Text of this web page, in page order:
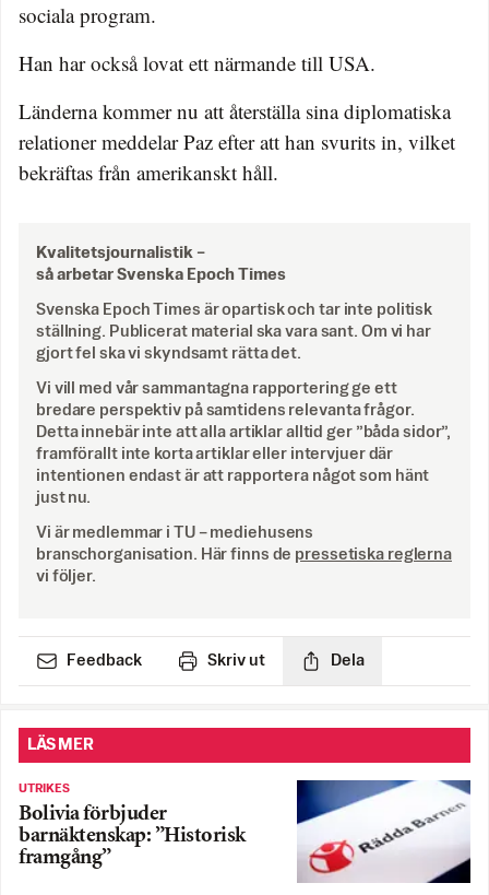
sociala program.
Han har också lovat ett närmande till USA.
Länderna kommer nu att återställa sina diplomatiska
relationer meddelar Paz efter att han svurits in, vilket
bekräftas från amerikanskt håll.
Kvalitetsjournalistik –
så arbetar Svenska Epoch Times
Svenska Epoch Times är opartisk och tar inte politisk
ställning. Publicerat material ska vara sant. Om vi har
gjort fel ska vi skyndsamt rätta det.
Vi vill med vår sammantagna rapportering ge ett
bredare perspektiv på samtidens relevanta frågor.
Detta innebär inte att alla artiklar alltid ger ”båda sidor”,
framförallt inte korta artiklar eller intervjuer där
intentionen endast är att rapportera något som hänt
just nu.
Vi är medlemmar i TU – mediehusens
branschorganisation. Här finns de pressetiska reglerna
vi följer.
Feedback Skriv ut Dela
LÄS MER
UTRIKES
Bolivia förbjuder
barnäktenskap: ”Historisk
framgång”